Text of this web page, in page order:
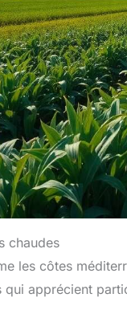
chaudes
les côtes
apprécient